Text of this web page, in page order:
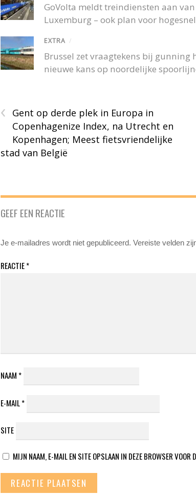
GoVolta meldt treindiensten aan
Luxemburg – ook plan voor
EXTRA /
Brussel zet vraagtekens bij gunning
nieuwe kans op noordelijke
‹
Gent op derde plek in Europa in
Copenhagenize Index, na Utrecht en
Kopenhagen; Meest fietsvriendelijke
stad van België
GEEF EEN REACTIE
Je e-mailadres wordt niet gepubliceerd. Vereiste velden
REACTIE*
NAAM *
E-MAIL*
SITE
MIJN NAAM, E-MAIL EN SITE OPSLAAN IN DEZE BROWSER VOOR